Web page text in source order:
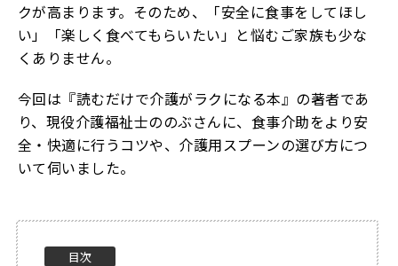
クが高まります。そのため、「安全に食事をしてほし
い」「楽しく食べてもらいたい」と悩むご家族も少な
くありません。
今回は『読むだけで介護がラクになる本』の著者であ
り、現役介護福祉士ののぶさんに、食事介助をより安
全・快適に行うコツや、介護用スプーンの選び方につ
いて伺いました。
目次